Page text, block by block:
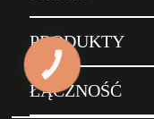
PRODUKTY
ŁĄCZNOŚĆ
КНОПКА
ЗВ'ЯЗКУ